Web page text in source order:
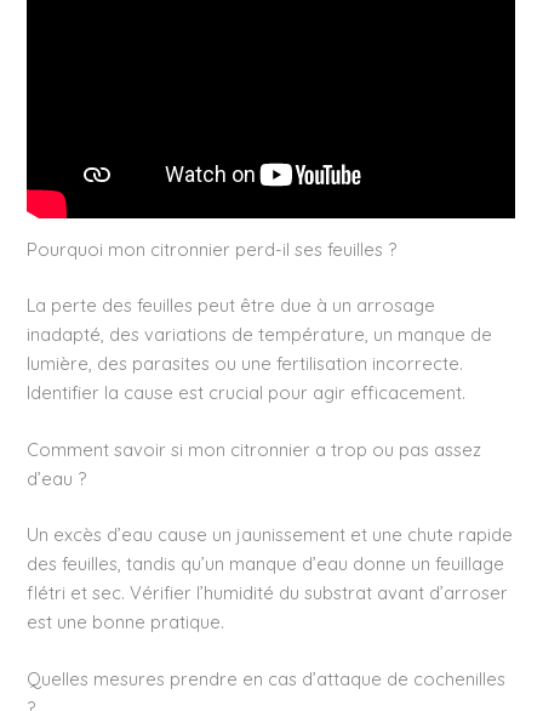
Pourquoi mon citronnier perd-il ses feuilles ?
La perte des feuilles peut être due à un arrosage
inadapté, des variations de température, un manque de
lumière, des parasites ou une fertilisation incorrecte.
Identifier la cause est crucial pour agir efficacement.
Comment savoir si mon citronnier a trop ou pas assez
d’eau ?
Un excès d’eau cause un jaunissement et une chute rapide
des feuilles, tandis qu’un manque d’eau donne un feuillage
flétri et sec. Vérifier l’humidité du substrat avant d’arroser
est une bonne pratique.
Quelles mesures prendre en cas d’attaque de cochenilles